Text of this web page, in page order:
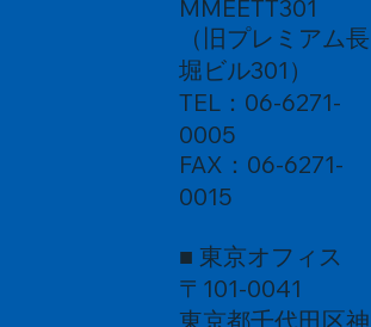
MMEETT301
（旧プレミアム長
堀ビル301）
TEL：06-6271-
0005
FAX：06-6271-
0015
■ 東京オフィス
〒101-0041
東京都千代田区神